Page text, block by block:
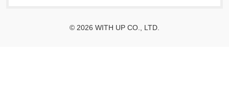
© 2026 WITH UP CO., LTD.